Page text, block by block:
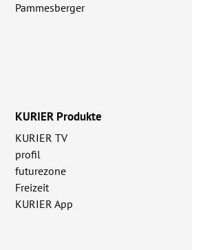
Pammesberger
KURIER Produkte
KURIER TV
profil
futurezone
Freizeit
KURIER App